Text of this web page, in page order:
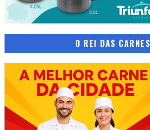
O REI DAS CARNES